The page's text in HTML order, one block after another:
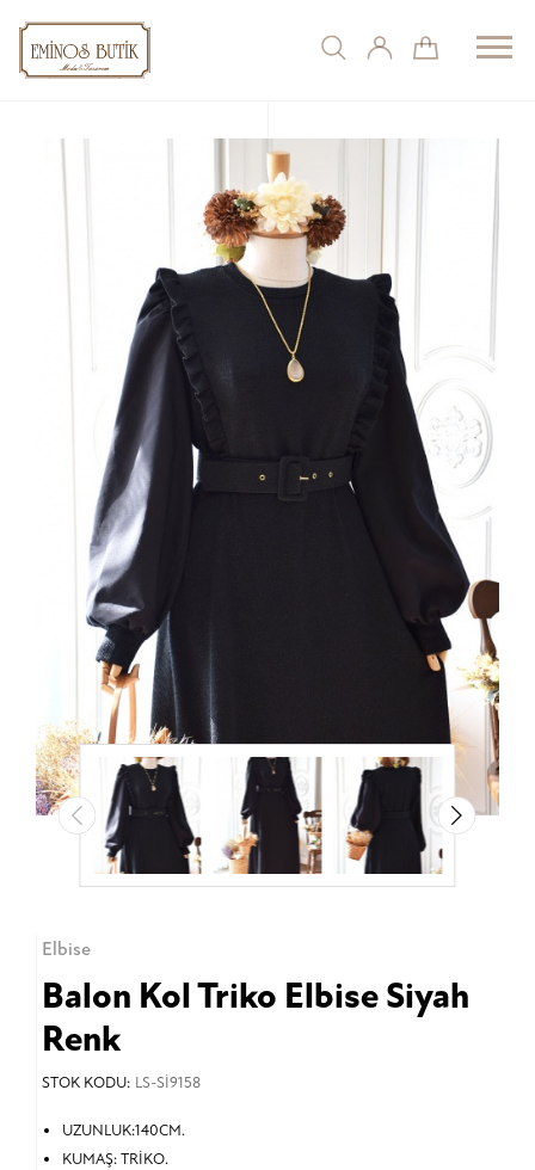
Elbise
Balon Kol Triko Elbise Siyah
Renk
STOK KODU: LS-Sİ9158
UZUNLUK:140CM.
KUMAŞ: TRİKO.